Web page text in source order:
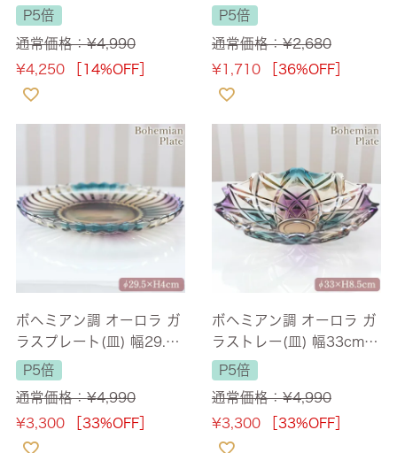
0cm
P5倍
通常価格：¥4,990
¥4,250 ［14%OFF］
幅30cm [Y]
P5倍
通常価格：¥2,680
¥1,710 ［36%OFF］
ボヘミアン調 オーロラ ガ
ラスプレート(皿) 幅29.5c
m [Y]
P5倍
通常価格：¥4,990
¥3,300 ［33%OFF］
ボヘミアン調 オーロラ ガ
ラストレー(皿) 幅33cm
[Y]P5倍
通常価格：¥4,990
¥3,300 ［33%OFF］